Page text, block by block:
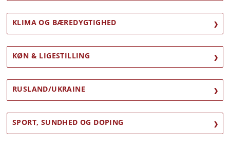
KLIMA OG BÆREDYGTIGHED
KØN & LIGESTILLING
RUSLAND/UKRAINE
SPORT, SUNDHED OG DOPING